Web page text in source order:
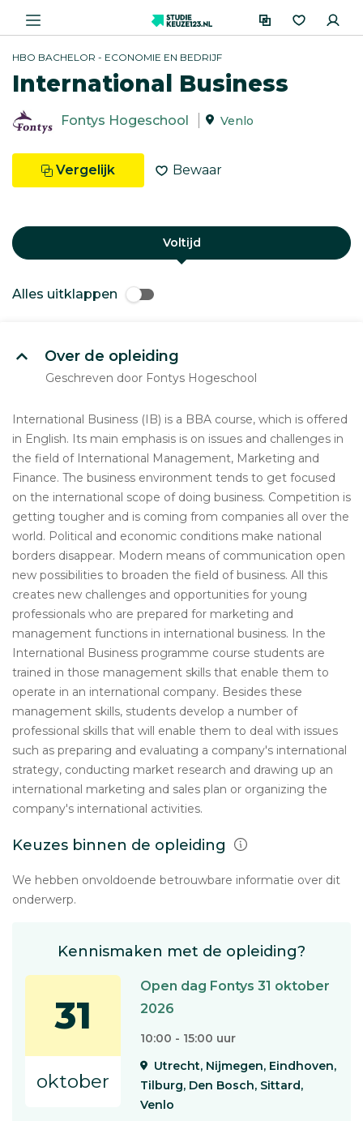
HBO BACHELOR - ECONOMIE EN BEDRIJF
International Business
Fontys Hogeschool Venlo
Vergelijk Bewaar
Voltijd
Alles uitklappen
Over de opleiding
Geschreven door Fontys Hogeschool
International Business (IB) is a BBA course, which is offered
in English. Its main emphasis is on issues and challenges in
the field of International Management, Marketing and
Finance. The business environment tends to get focused
on the international scope of doing business. Competition is
getting tougher and is coming from companies all over the
world. Political and economic conditions make national
borders disappear. Modern means of communication open
new possibilities to broaden the field of business. All this
creates new challenges and opportunities for young
professionals who are prepared for marketing and
management functions in international business. In the
International Business programme course students are
trained in those management skills that enable them to
operate in an international company. Besides these
management skills, students develop a number of
professional skills that will enable them to deal with issues
such as preparing and evaluating a company's international
strategy, conducting market research and drawing up an
international marketing and sales plan or organizing the
company's international activities.
Keuzes binnen de opleiding
We hebben onvoldoende betrouwbare informatie over dit
onderwerp.
Kennismaken met de opleiding?
31
oktober
Open dag Fontys 31 oktober
2026
10:00 - 15:00 uur
Utrecht, Nijmegen, Eindhoven,
Tilburg, Den Bosch, Sittard,
Venlo